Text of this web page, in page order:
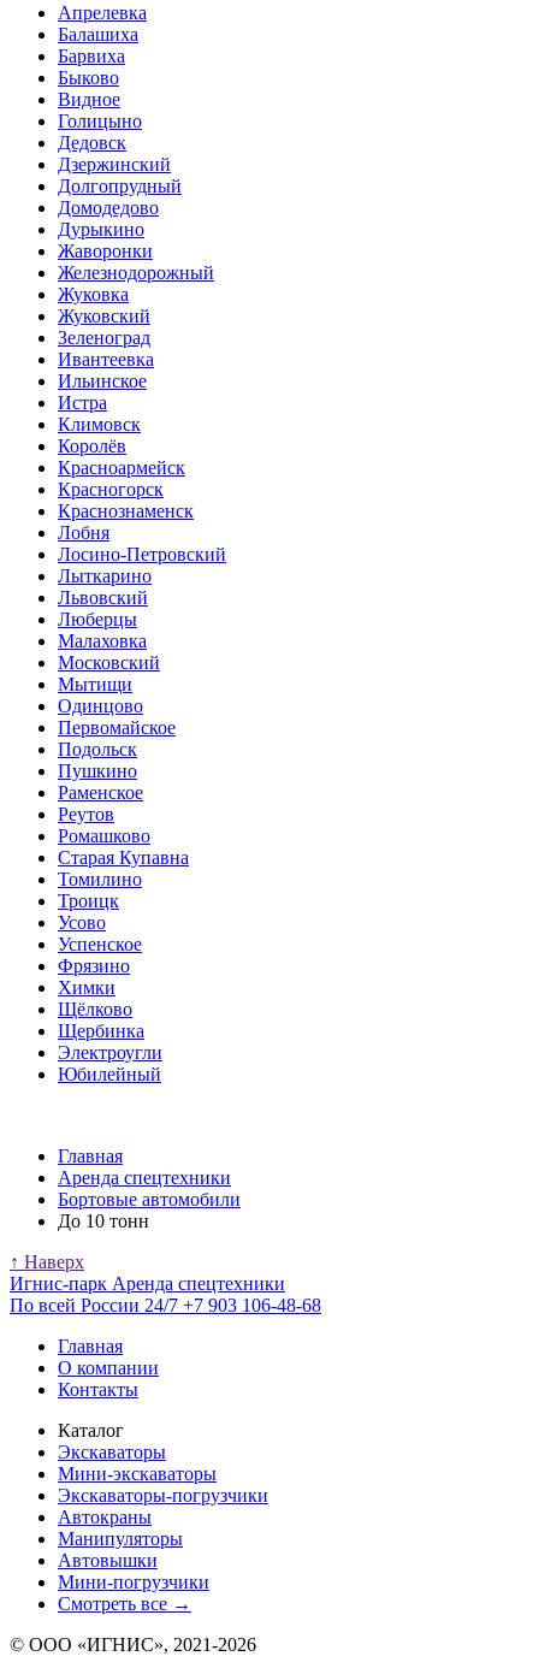
Апрелевка
Балашиха
Барвиха
Быково
Видное
Голицыно
Дедовск
Дзержинский
Долгопрудный
Домодедово
Дурыкино
Жаворонки
Железнодорожный
Жуковка
Жуковский
Зеленоград
Ивантеевка
Ильинское
Истра
Климовск
Королёв
Красноармейск
Красногорск
Краснознаменск
Лобня
Лосино-Петровский
Лыткарино
Львовский
Люберцы
Малаховка
Московский
Мытищи
Одинцово
Первомайское
Подольск
Пушкино
Раменское
Реутов
Ромашково
Старая Купавна
Томилино
Троицк
Усово
Успенское
Фрязино
Химки
Щёлково
Щербинка
Электроугли
Юбилейный
Главная
Аренда спецтехники
Бортовые автомобили
До 10 тонн
↑ Наверх
Игнис-парк Аренда спецтехники
По всей России 24/7 +7 903 106-48-68
Главная
О компании
Контакты
Каталог
Экскаваторы
Мини-экскаваторы
Экскаваторы-погрузчики
Автокраны
Манипуляторы
Автовышки
Мини-погрузчики
Смотреть все →
© ООО «ИГНИС», 2021-2026